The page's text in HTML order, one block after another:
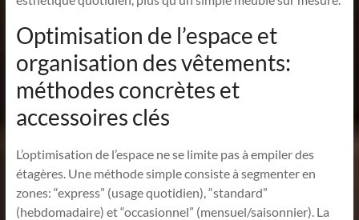
Optimisation de l’espace et
organisation des vêtements:
méthodes concrètes et
accessoires clés
L’optimisation de l’espace ne se limite pas à empiler des
étagères. Une méthode simple consiste à segmenter en
zones: “express” (usage quotidien), “standard”
(hebdomadaire) et “occasionnel” (mensuel/saisonnier). La